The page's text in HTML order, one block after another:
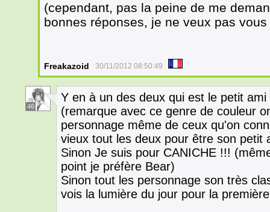
(cependant, pas la peine de me
bonnes réponses, je ne veux pas
Freakazoid 30/11/2012 08:50:49
46
Y en à un des deux qui est le petit
(remarque avec ce genre de couleur
personnage même de ceux qu'on
vieux tout les deux pour être son petit
Sinon Je suis pour CANICHE !!!
point je préfère Bear)
Sinon tout les personnage son très
vois la lumière du jour pour la